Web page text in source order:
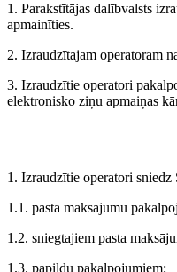
1. Parakstītājas dalībvalsts
apmainīties.
2. Izraudzītajam operatoram
3. Izraudzītie operatori
elektronisko ziņu apmaiņas
1. Izraudzītie operatori
1.1. pasta maksājumu
1.2. sniegtajiem pasta
1.3. papildu pakalpojumiem;